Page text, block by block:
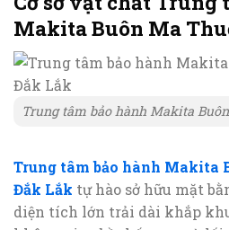
Makita Buôn Ma
Trung tâm bảo hành Makita
Trung tâm bảo hành Makita
Đắk Lắk tự hào sở hữu mặt
diện tích lớn trải dài khắp